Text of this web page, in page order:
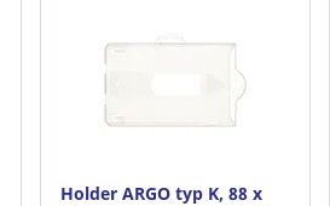
Holder ARGO typ K, 88 x